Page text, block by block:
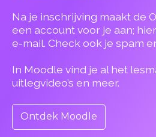
Na je inschrijving maakt de
een account voor je aan;
e-mail. Check ook je spam
In Moodle vind je al het
uitlegvideo’s en meer.
Ontdek Moodle